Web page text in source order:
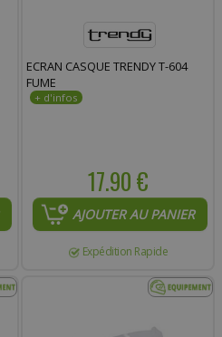
ECRAN CASQUE TRENDY T-604
FUME
17.90 €
AJOUTER AU PANIER
Expédition Rapide